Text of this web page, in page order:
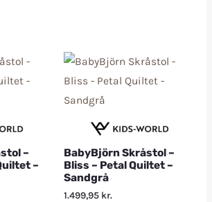
–
–
BabyBjörn Skråstol –
Bliss – Petal Quiltet –
Sandgrå
1.499,95 kr.